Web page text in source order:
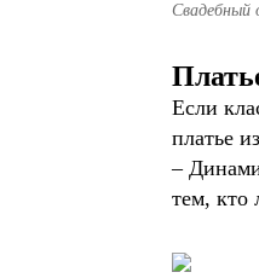
Свадебный
Если
платье
–
тем, кто